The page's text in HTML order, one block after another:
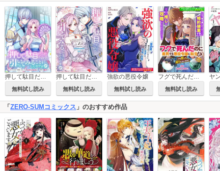
無料試し読み 無料試し読み
強欲の悪役令嬢
無料試し読み 無料試し読み
「ZERO-SUMコミックス 」のおすすめ作品